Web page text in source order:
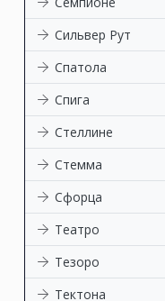
Сильвер Рут
Спатола
Спига
Стеллине
Стемма
Сфорца
Театро
Тезоро
Тектона